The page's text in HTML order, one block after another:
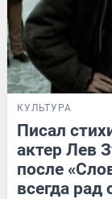
КУЛЬТУРА
Писал
актер Лев
после
всегда рад